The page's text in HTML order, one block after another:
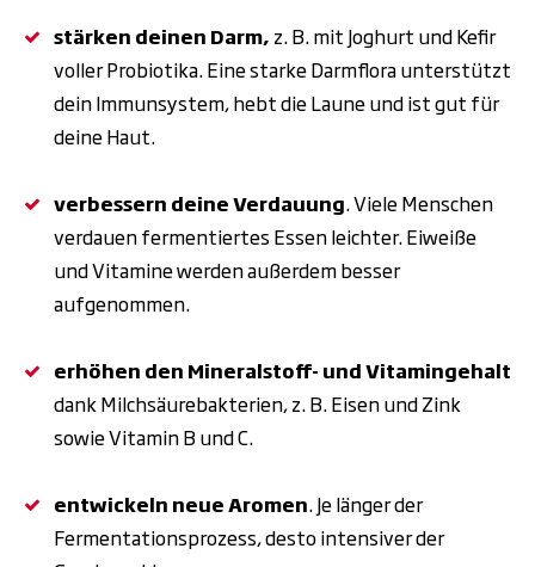
stärken deinen Darm, z. B. mit Joghurt und Kefir
voller Probiotika. Eine starke Darmflora unterstützt
dein Immunsystem, hebt die Laune und ist gut für
deine Haut.
verbessern deine Verdauung. Viele Menschen
verdauen fermentiertes Essen leichter. Eiweiße
und Vitamine werden außerdem besser
aufgenommen.
erhöhen den Mineralstoff- und Vitamingehalt
dank Milchsäurebakterien, z. B. Eisen und Zink
sowie Vitamin B und C.
entwickeln neue Aromen. Je länger der
Fermentationsprozess, desto intensiver der